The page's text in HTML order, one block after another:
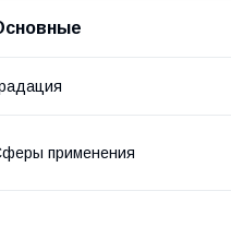
применения